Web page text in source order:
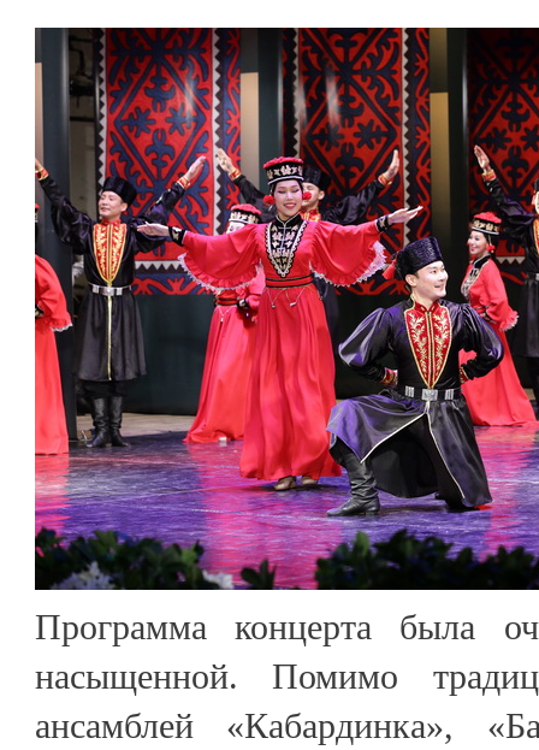
Программа концерта была
насыщенной. Помимо
ансамблей «Кабардинка»,